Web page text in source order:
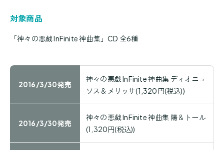
対象商品
「神々の悪戯 InFinite 神曲集」CD 全6種
2016/3/30発売
神々の悪戯 InFinite 神曲集 ディオニュ
ソス＆メリッサ(1,320円(税込))
2016/3/30発売
神々の悪戯 InFinite 神曲集 陽＆トール
(1,320円(税込))